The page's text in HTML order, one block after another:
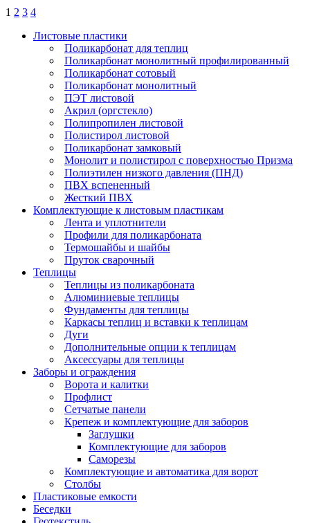
1 2 3 4
Листовые пластики
Поликарбонат для теплиц
Поликарбонат монолитный профилированный
Поликарбонат сотовый
Поликарбонат монолитный
ПЭТ листовой
Акрил (оргстекло)
Полипропилен листовой
Полистирол листовой
Поликарбонат замковый
Монолит и полистирол с поверхностью Призма
Полиэтилен низкого давления (ПНД)
ПВХ вспененный
Жесткий ПВХ
Комплектующие к листовым пластикам
Лента и уплотнители
Профили для поликарбоната
Термошайбы и шайбы
Пруток сварочный
Теплицы
Теплицы из поликарбоната
Алюминиевые теплицы
Фундаменты для теплицы
Каркасы теплиц и вставки к теплицам
Дуги
Дополнительные опции к теплицам
Аксессуары для теплицы
Заборы и ограждения
Ворота и калитки
Профлист
Сетчатые панели
Крепеж и комплектующие для заборов
Заглушки
Комплектующие для заборов
Саморезы
Комплектующие и автоматика для ворот
Столбы
Пластиковые емкости
Беседки